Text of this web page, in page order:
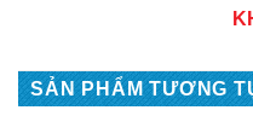
SẢN PHẨM TƯƠNG